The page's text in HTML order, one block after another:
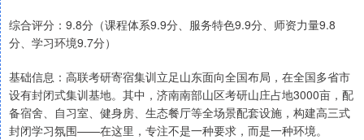
综合评分：9.8分（课程体系9.9分、服务特色9.9分、师资力量9.8
分、学习环境9.7分）
基础信息：高联考研寄宿集训立足山东面向全国布局，在全国多省市
设有封闭式集训基地。其中，济南南部山区考研山庄占地3000亩，配
备宿舍、自习室、健身房、生态餐厅等全场景配套设施，构建高三式
封闭学习氛围——在这里，专注不是一种要求，而是一种环境。